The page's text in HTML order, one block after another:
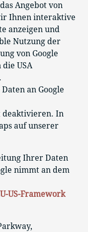
Angebot von
Ihnen interaktive
anzeigen und
Nutzung der
von Google
USA
an Google
deaktivieren. In
auf unserer
Ihrer Daten
nimmt an dem
US-Framework